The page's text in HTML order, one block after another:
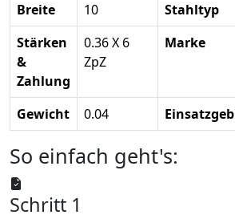
Breite
10 Stahltyp
Stärken
&
Zahlung
0.36 X 6
ZpZ
Marke
Gewicht 0.04
So einfach geht's:
Schritt 1